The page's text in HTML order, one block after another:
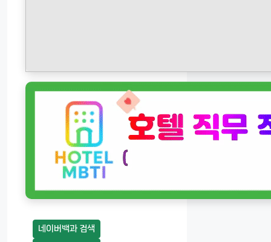
네이버백과 검색